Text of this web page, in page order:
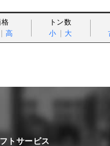
格
高
トン数
小
大
トサービス